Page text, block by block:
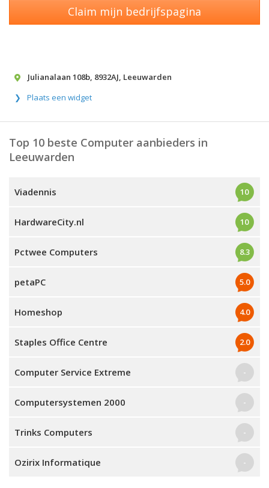
Claim mijn bedrijfspagina
Julianalaan 108b, 8932AJ, Leeuwarden
Plaats een widget
Top 10 beste Computer aanbieders in
Leeuwarden
Viadennis 10
HardwareCity.nl 10
Pctwee Computers 8.3
petaPC 5.0
Homeshop 4.0
Staples Office Centre 2.0
Computer Service Extreme -
Computersystemen 2000 -
Trinks Computers -
Ozirix Informatique -